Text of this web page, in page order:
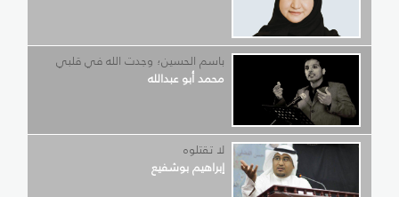
باسم الحسين؛ وجدت الله في قلبي
محمد أبو عبدالله
لا تقتلوه
إبراهيم بوشفيع